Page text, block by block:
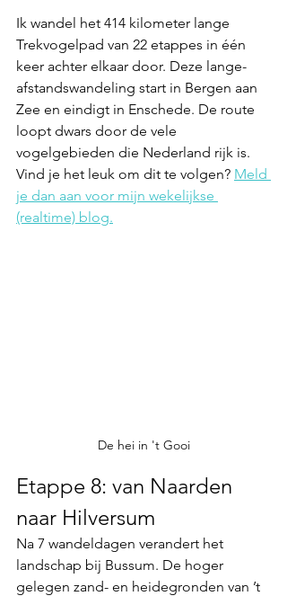
Ik wandel het 414 kilometer lange
Trekvogelpad van 22 etappes in één
keer achter elkaar door. Deze lange-
afstandswandeling start in Bergen aan
Zee en eindigt in Enschede. De route
loopt dwars door de vele
vogelgebieden die Nederland rijk is.
Vind je het leuk om dit te volgen? Meld
je dan aan voor mijn wekelijkse
(realtime) blog.
De hei in 't Gooi
Etappe 8: van Naarden
naar Hilversum
Na 7 wandeldagen verandert het
landschap bij Bussum. De hoger
gelegen zand- en heidegronden van ’t